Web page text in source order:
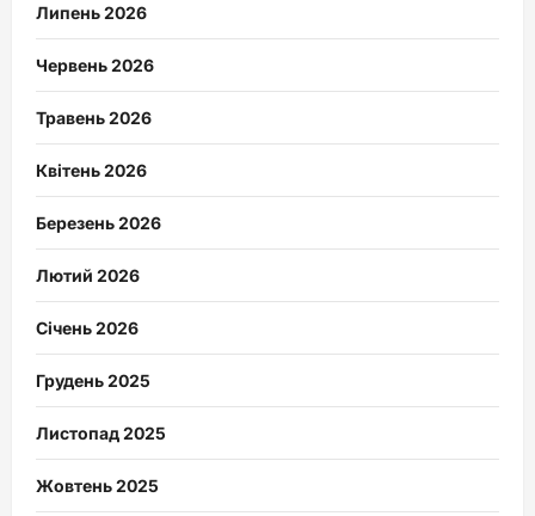
Липень 2026
Червень 2026
Травень 2026
Квітень 2026
Березень 2026
Лютий 2026
Січень 2026
Грудень 2025
Листопад 2025
Жовтень 2025